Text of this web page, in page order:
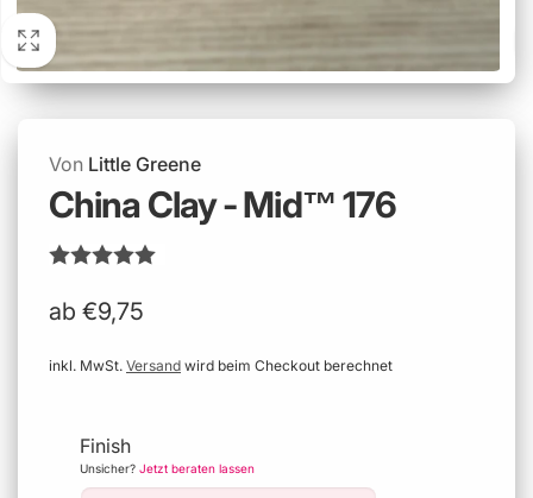
Von Little Greene
China Clay - Mid™ 176
ab €9,75
inkl. MwSt. Versand wird beim Checkout berechnet
Finish
Unsicher? Jetzt beraten lassen